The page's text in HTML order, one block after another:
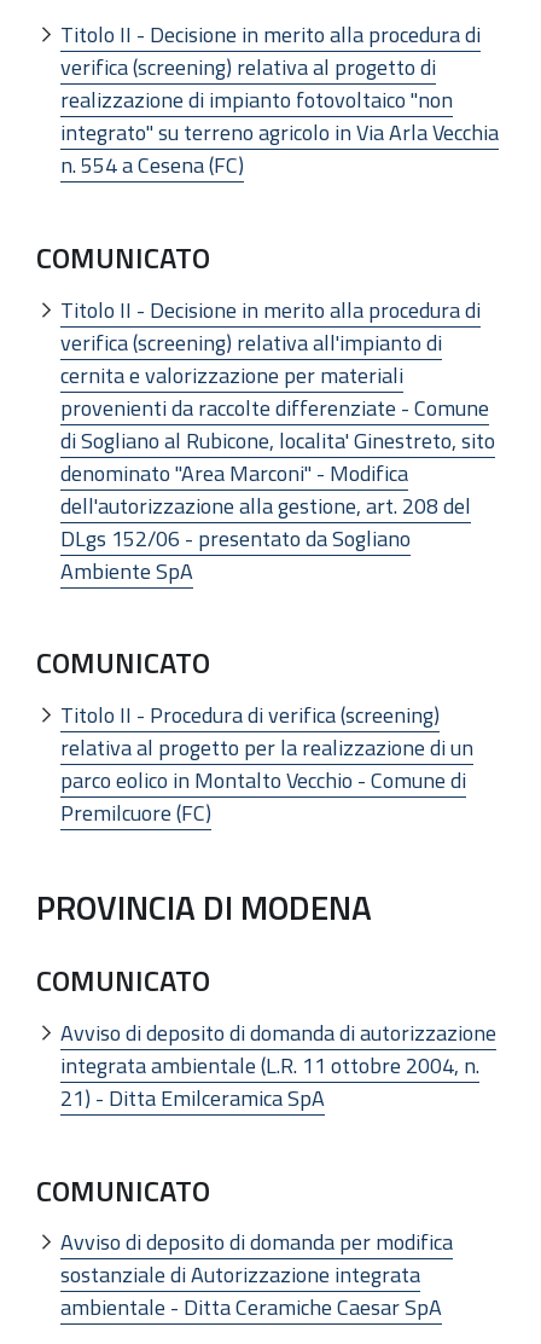
Titolo II - Decisione in merito alla procedura di
verifica (screening) relativa al progetto di
realizzazione di impianto fotovoltaico "non
integrato" su terreno agricolo in Via Arla Vecchia
n. 554 a Cesena (FC)
COMUNICATO
Titolo II - Decisione in merito alla procedura di
verifica (screening) relativa all'impianto di
cernita e valorizzazione per materiali
provenienti da raccolte differenziate - Comune
di Sogliano al Rubicone, localita' Ginestreto, sito
denominato "Area Marconi" - Modifica
dell'autorizzazione alla gestione, art. 208 del
DLgs 152/06 - presentato da Sogliano
Ambiente SpA
COMUNICATO
Titolo II - Procedura di verifica (screening)
relativa al progetto per la realizzazione di un
parco eolico in Montalto Vecchio - Comune di
Premilcuore (FC)
PROVINCIA DI MODENA
COMUNICATO
Avviso di deposito di domanda di autorizzazione
integrata ambientale (L.R. 11 ottobre 2004, n.
21) - Ditta Emilceramica SpA
COMUNICATO
Avviso di deposito di domanda per modifica
sostanziale di Autorizzazione integrata
ambientale - Ditta Ceramiche Caesar SpA